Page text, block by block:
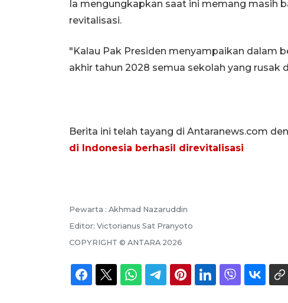
Ia mengungkapkan saat ini memang masih
revitalisasi.
"Kalau Pak Presiden menyampaikan dalam
akhir tahun 2028 semua sekolah yang rusak
Berita ini telah tayang di Antaranews.com
di Indonesia berhasil direvitalisasi
Pewarta : Akhmad Nazaruddin
Editor: Victorianus Sat Pranyoto
COPYRIGHT © ANTARA 2026